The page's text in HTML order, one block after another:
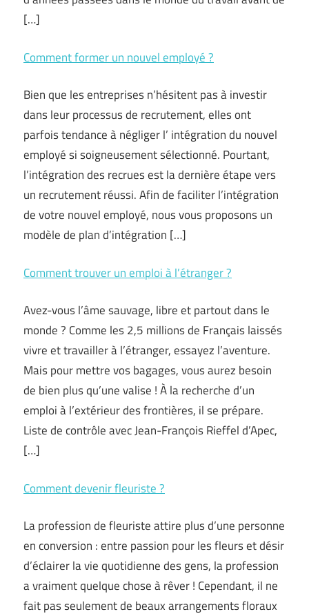
[…]
Comment former un nouvel employé ?
Bien que les entreprises n’hésitent pas à investir
dans leur processus de recrutement, elles ont
parfois tendance à négliger l’ intégration du nouvel
employé si soigneusement sélectionné. Pourtant,
l’intégration des recrues est la dernière étape vers
un recrutement réussi. Afin de faciliter l’intégration
de votre nouvel employé, nous vous proposons un
modèle de plan d’intégration […]
Comment trouver un emploi à l’étranger ?
Avez-vous l’âme sauvage, libre et partout dans le
monde ? Comme les 2,5 millions de Français laissés
vivre et travailler à l’étranger, essayez l’aventure.
Mais pour mettre vos bagages, vous aurez besoin
de bien plus qu’une valise ! À la recherche d’un
emploi à l’extérieur des frontières, il se prépare.
Liste de contrôle avec Jean-François Rieffel d’Apec,
[…]
Comment devenir fleuriste ?
La profession de fleuriste attire plus d’une personne
en conversion : entre passion pour les fleurs et désir
d’éclairer la vie quotidienne des gens, la profession
a vraiment quelque chose à rêver ! Cependant, il ne
fait pas seulement de beaux arrangements floraux